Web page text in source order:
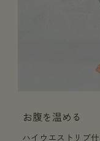
お腹を温める
ハイウエストリブ